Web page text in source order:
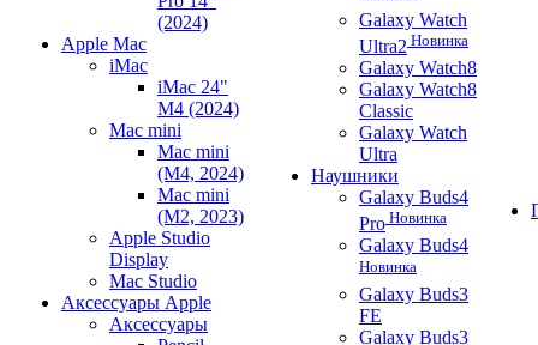
(2024)
Apple Mac
iMac
iMac 24"
M4 (2024)
Mac mini
Mac mini
(M4, 2024)
Mac mini
(M2, 2023)
Apple Studio
Display
Mac Studio
Аксессуары Apple
Аксессуары
Galaxy Watch
Ultra2 Новинка
Galaxy Watch8
Galaxy Watch8
Classic
Galaxy Watch
Ultra
Наушники
Galaxy Buds4
Pro Новинка
Galaxy Buds4
Новинка
Galaxy Buds3
FE
Galaxy Buds3